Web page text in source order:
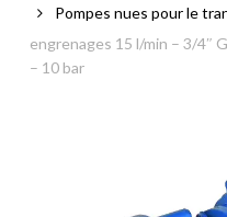
Pompes nues pour le
engrenages 15 l/min – 3/4″
– 10 bar